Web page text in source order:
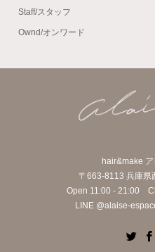
Staff/スタッフ
Ownd/オンワード
hair&make
〒663-8113 兵庫県
Open 11:00 - 21:00
LINE @alaise-